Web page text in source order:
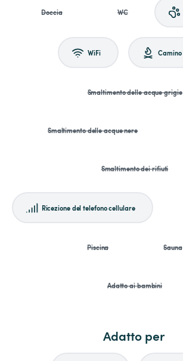
Doccia WC
WiFi Camino
Smaltimento delle acque grigie
Smaltimento delle acque nere
Smaltimento dei rifiuti
Ricezione del telefono cellulare
Piscina Sauna
Adatto ai bambini
Adatto per